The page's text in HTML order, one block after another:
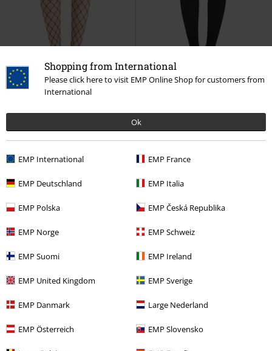
Shopping from International
Please click here to visit EMP Online Shop for customers from
International
Ok
EMP International EMP France
EMP Deutschland EMP Italia
EMP Polska EMP Česká Republika
EMP Norge EMP Schweiz
EMP Suomi EMP Ireland
EMP United Kingdom EMP Sverige
EMP Danmark Large Nederland
EMP Österreich EMP Slovensko
Mann
Strumpfhose
Strumpfhose